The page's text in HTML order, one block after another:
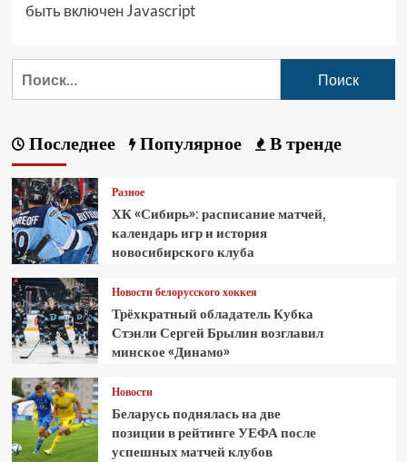
быть включен Javascript
Последнее Популярное В тренде
Разное
ХК «Сибирь»: расписание матчей,
календарь игр и история
новосибирского клуба
Новости белорусского хоккея
Трёхкратный обладатель Кубка
Стэнли Сергей Брылин возглавил
минское «Динамо»
Новости
Беларусь поднялась на две
позиции в рейтинге УЕФА после
успешных матчей клубов